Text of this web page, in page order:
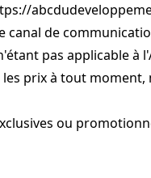
de
pas applicable
prix à tout
ou